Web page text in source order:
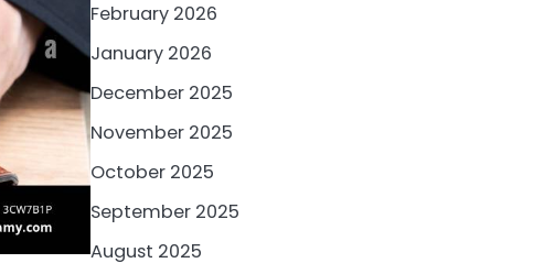
February 2026
January 2026
December 2025
November 2025
October 2025
September 2025
August 2025